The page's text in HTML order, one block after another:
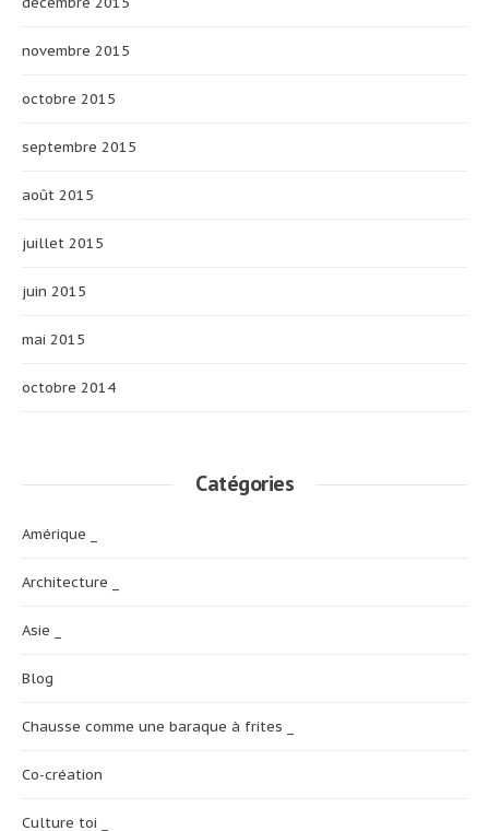
novembre 2015
octobre 2015
septembre 2015
août 2015
juillet 2015
juin 2015
mai 2015
octobre 2014
Catégories
Amérique _
Architecture _
Asie _
Blog
Chausse comme une baraque à frites _
Co-création
Culture toi _